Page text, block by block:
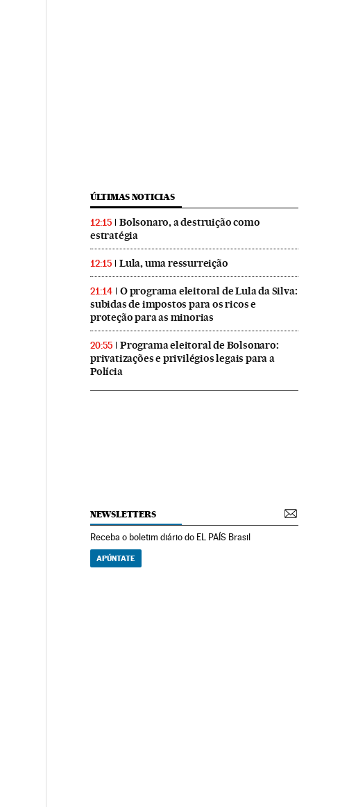
ÚLTIMAS NOTICIAS
12:15
Bolsonaro, a destruição como
estratégia
12:15 Lula, uma ressurreição
21:14
O programa eleitoral de Lula da Silva:
subidas de impostos para os ricos e
proteção para as minorias
20:55
Programa eleitoral de Bolsonaro:
privatizações e privilégios legais para a
Polícia
NEWSLETTERS
Receba o boletim diário do EL PAÍS Brasil
APÚNTATE